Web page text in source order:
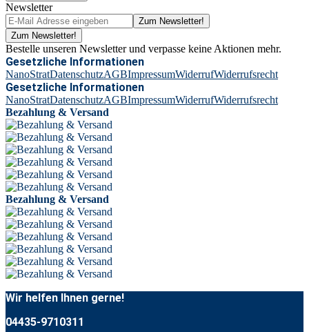
Newsletter
Zum Newsletter!
Zum Newsletter!
Bestelle unseren Newsletter und verpasse keine Aktionen mehr.
Gesetzliche Informationen
NanoStratDatenschutzAGBImpressumWiderrufWiderrufsrecht
Gesetzliche Informationen
NanoStratDatenschutzAGBImpressumWiderrufWiderrufsrecht
Bezahlung & Versand
Bezahlung & Versand
Wir helfen Ihnen gerne!
04435-9710311